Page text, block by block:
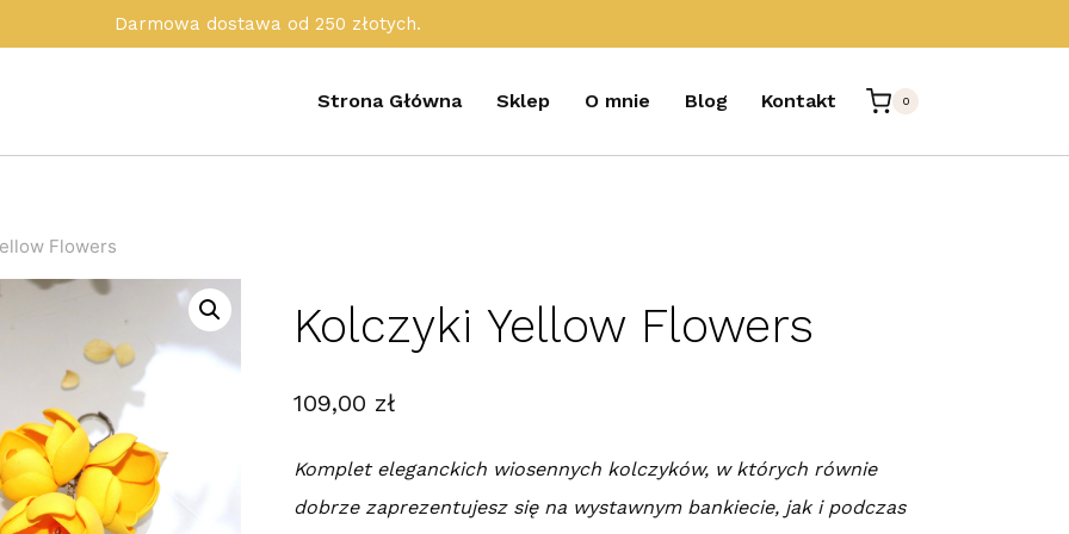
Darmowa dostawa od 250 złotych.
Strona Główna Sklep O mnie Blog Kontakt 0
Flowers
Kolczyki Yellow Flowers
109,00 zł
Komplet eleganckich wiosennych kolczyków, w których równie
dobrze zaprezentujesz się na wystawnym bankiecie, jak i podczas